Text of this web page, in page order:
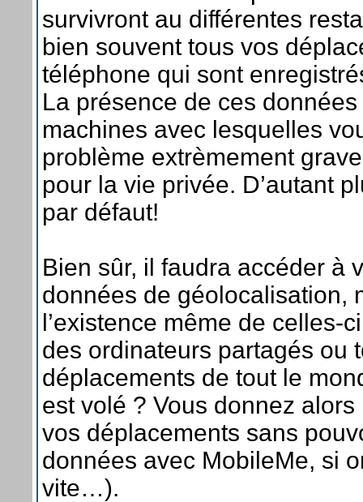
survivront au différentes
bien souvent tous vos
téléphone qui sont
La présence de ces
machines avec lesquelles
problème extrèmement
pour la vie privée. D’autant
par défaut!
Bien sûr, il faudra accéder à
données de géolocalisation,
l’existence même de celles-
des ordinateurs partagés ou
déplacements de tout le
est volé ? Vous donnez
vos déplacements sans
données avec MobileMe, si
vite…).